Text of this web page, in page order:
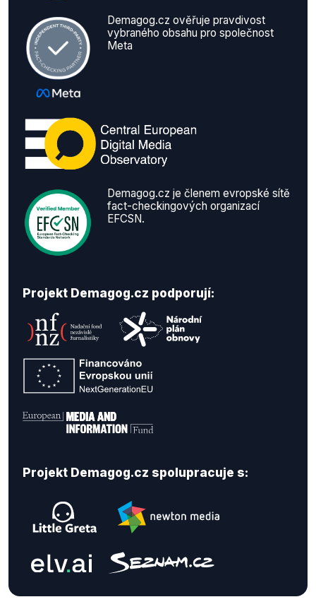
Demagog.cz ověřuje pravdivost
vybraného obsahu pro společnost
Meta
Demagog.cz je členem evropské sítě
fact-checkingových organizací
EFCSN.
Projekt Demagog.cz podporují:
Projekt Demagog.cz spolupracuje s: